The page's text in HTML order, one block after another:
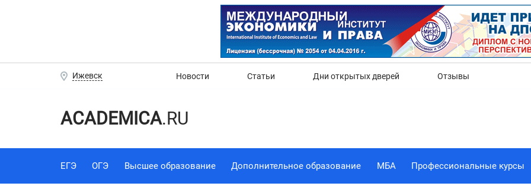
Ижевск Новости Статьи Дни открытых дверей Отзывы
ACADEMICA.RU
ЕГЭ ОГЭ Высшее образование Дополнительное образование МБА Профессиональные курсы
Нет